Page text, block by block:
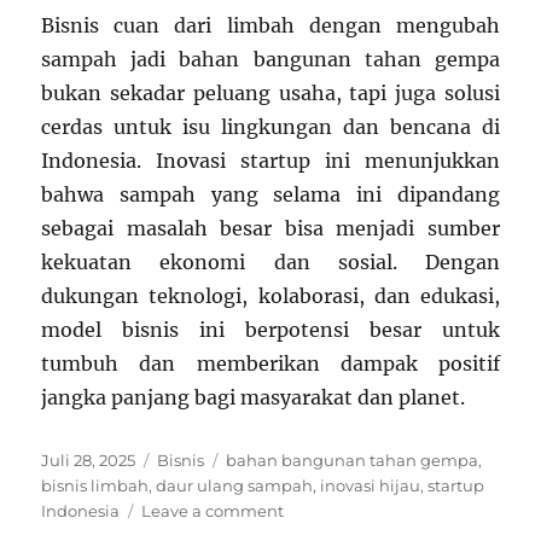
Bisnis cuan dari limbah dengan mengubah
sampah jadi bahan bangunan tahan gempa
bukan sekadar peluang usaha, tapi juga solusi
cerdas untuk isu lingkungan dan bencana di
Indonesia. Inovasi startup ini menunjukkan
bahwa sampah yang selama ini dipandang
sebagai masalah besar bisa menjadi sumber
kekuatan ekonomi dan sosial. Dengan
dukungan teknologi, kolaborasi, dan edukasi,
model bisnis ini berpotensi besar untuk
tumbuh dan memberikan dampak positif
jangka panjang bagi masyarakat dan planet.
Posted
on
Juli 28, 2025 Categories
Bisnis Tags
bahan bangunan tahan gempa,
bisnis limbah,daur ulang sampah, inovasi hijau,startup
Indonesia
Leave a commenton